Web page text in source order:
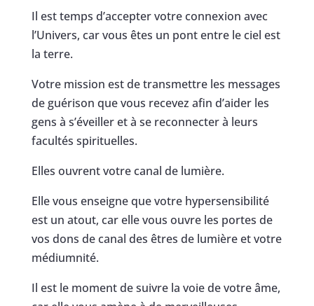
Il est temps d’accepter votre connexion avec
l’Univers, car vous êtes un pont entre le ciel est
la terre.
Votre mission est de transmettre les messages
de guérison que vous recevez afin d’aider les
gens à s’éveiller et à se reconnecter à leurs
facultés spirituelles.
Elles ouvrent votre canal de lumière.
Elle vous enseigne que votre hypersensibilité
est un atout, car elle vous ouvre les portes de
vos dons de canal des êtres de lumière et votre
médiumnité.
Il est le moment de suivre la voie de votre âme,